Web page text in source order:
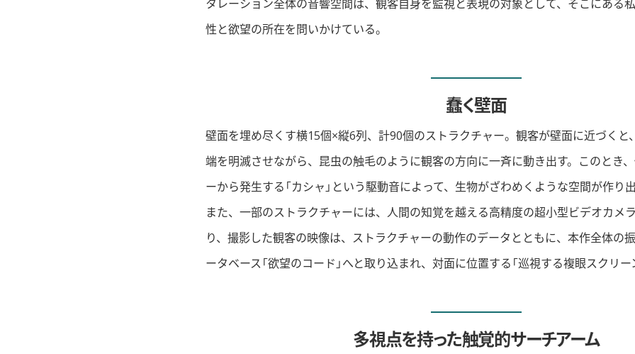
性と欲望の所在を問いかけている。
蠢く壁面
壁面を埋め尽くす横15個×縦6列、計90個のストラクチャー。観客が壁面に近づくと
端を明滅させながら、昆虫の触毛のように観客の方向に一斉に動き出す。このとき
ーから発生する「カシャ」という駆動音によって、生物がざわめくような空間が作り
また、一部のストラクチャーには、人間の知覚を越える高精度の超小型ビデオカメ
り、撮影した観客の映像は、ストラクチャーの動作のデータとともに、本作全体の
ータベース「欲望のコード」へと取り込まれ、対面に位置する「巡視する複眼スクリ
多視点を持った触覚的サーチアーム